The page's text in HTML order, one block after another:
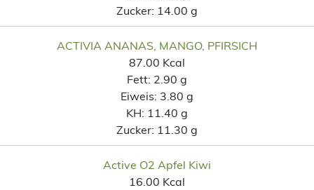
Zucker: 14.00 g
ACTIVIA ANANAS, MANGO, PFIRSICH
87.00 Kcal
Fett: 2.90 g
Eiweis: 3.80 g
KH: 11.40 g
Zucker: 11.30 g
Active O2 Apfel Kiwi
16.00 Kcal